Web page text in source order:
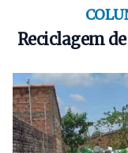
Reciclagem